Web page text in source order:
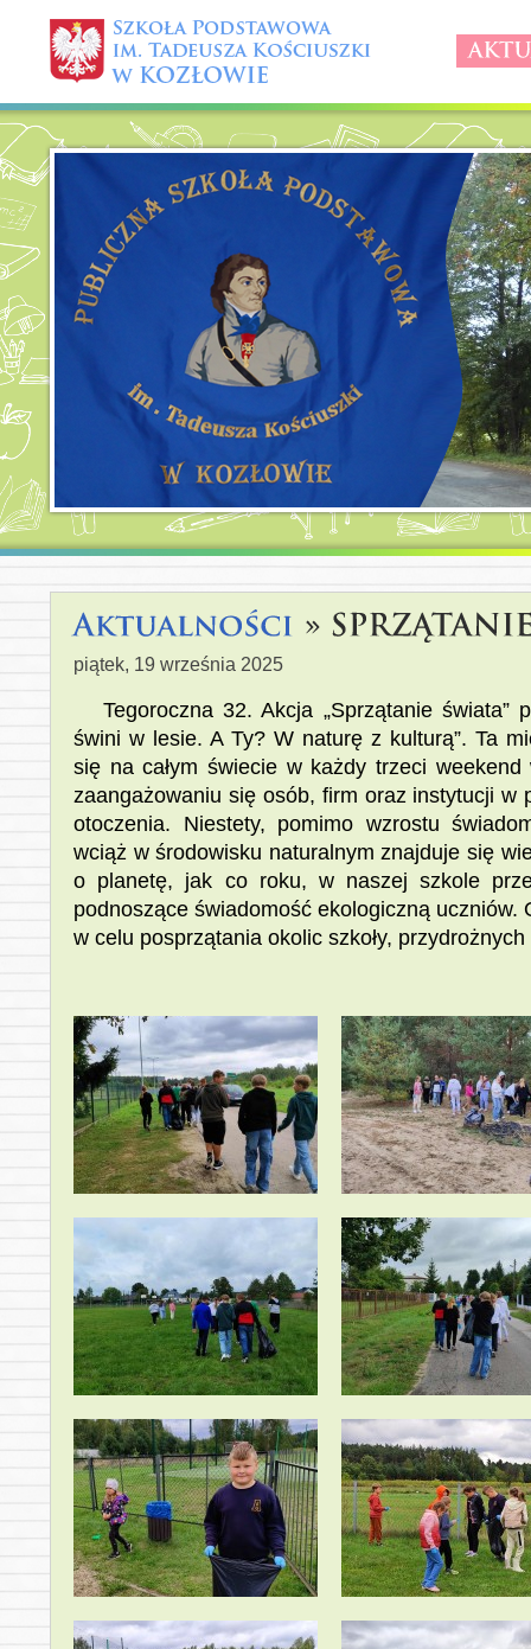
piątek, 19 września 2025
Tegoroczna 32. Akcja „Sprzątanie świata”
świni w lesie. A Ty? W naturę z kulturą”. Ta
się na całym świecie w każdy trzeci
zaangażowaniu się osób, firm oraz instytucji w
otoczenia. Niestety, pomimo wzrostu
wciąż w środowisku naturalnym znajduje się
o planetę, jak co roku, w naszej szkole
podnoszące świadomość ekologiczną uczniów.
w celu posprzątania okolic szkoły,